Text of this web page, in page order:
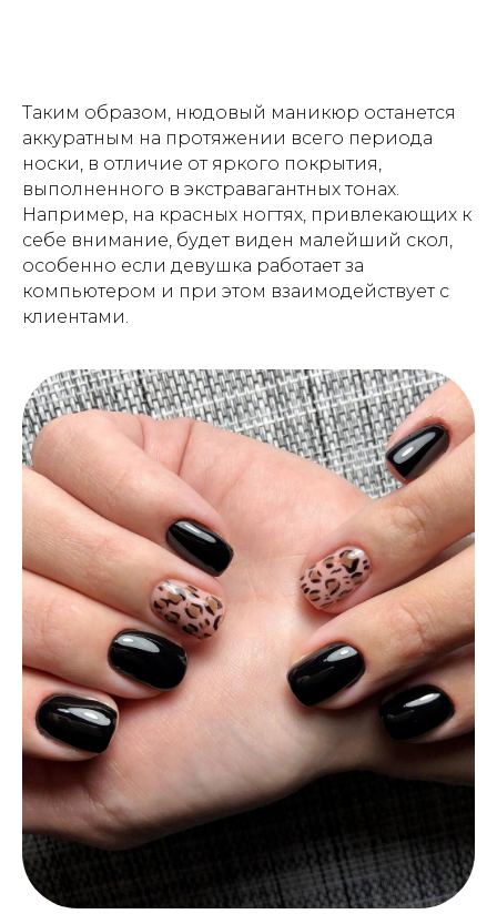
Таким образом, нюдовый маникюр останется
аккуратным на протяжении всего периода
носки, в отличие от яркого покрытия,
выполненного в экстравагантных тонах.
Например, на красных ногтях, привлекающих к
себе внимание, будет виден малейший скол,
особенно если девушка работает за
компьютером и при этом взаимодействует с
клиентами.